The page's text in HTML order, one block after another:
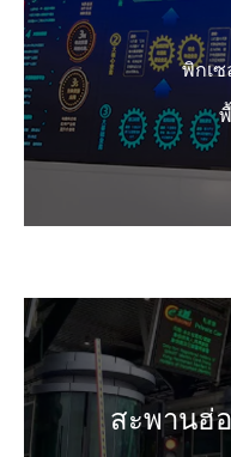
พิกเ
สะพานฮ่